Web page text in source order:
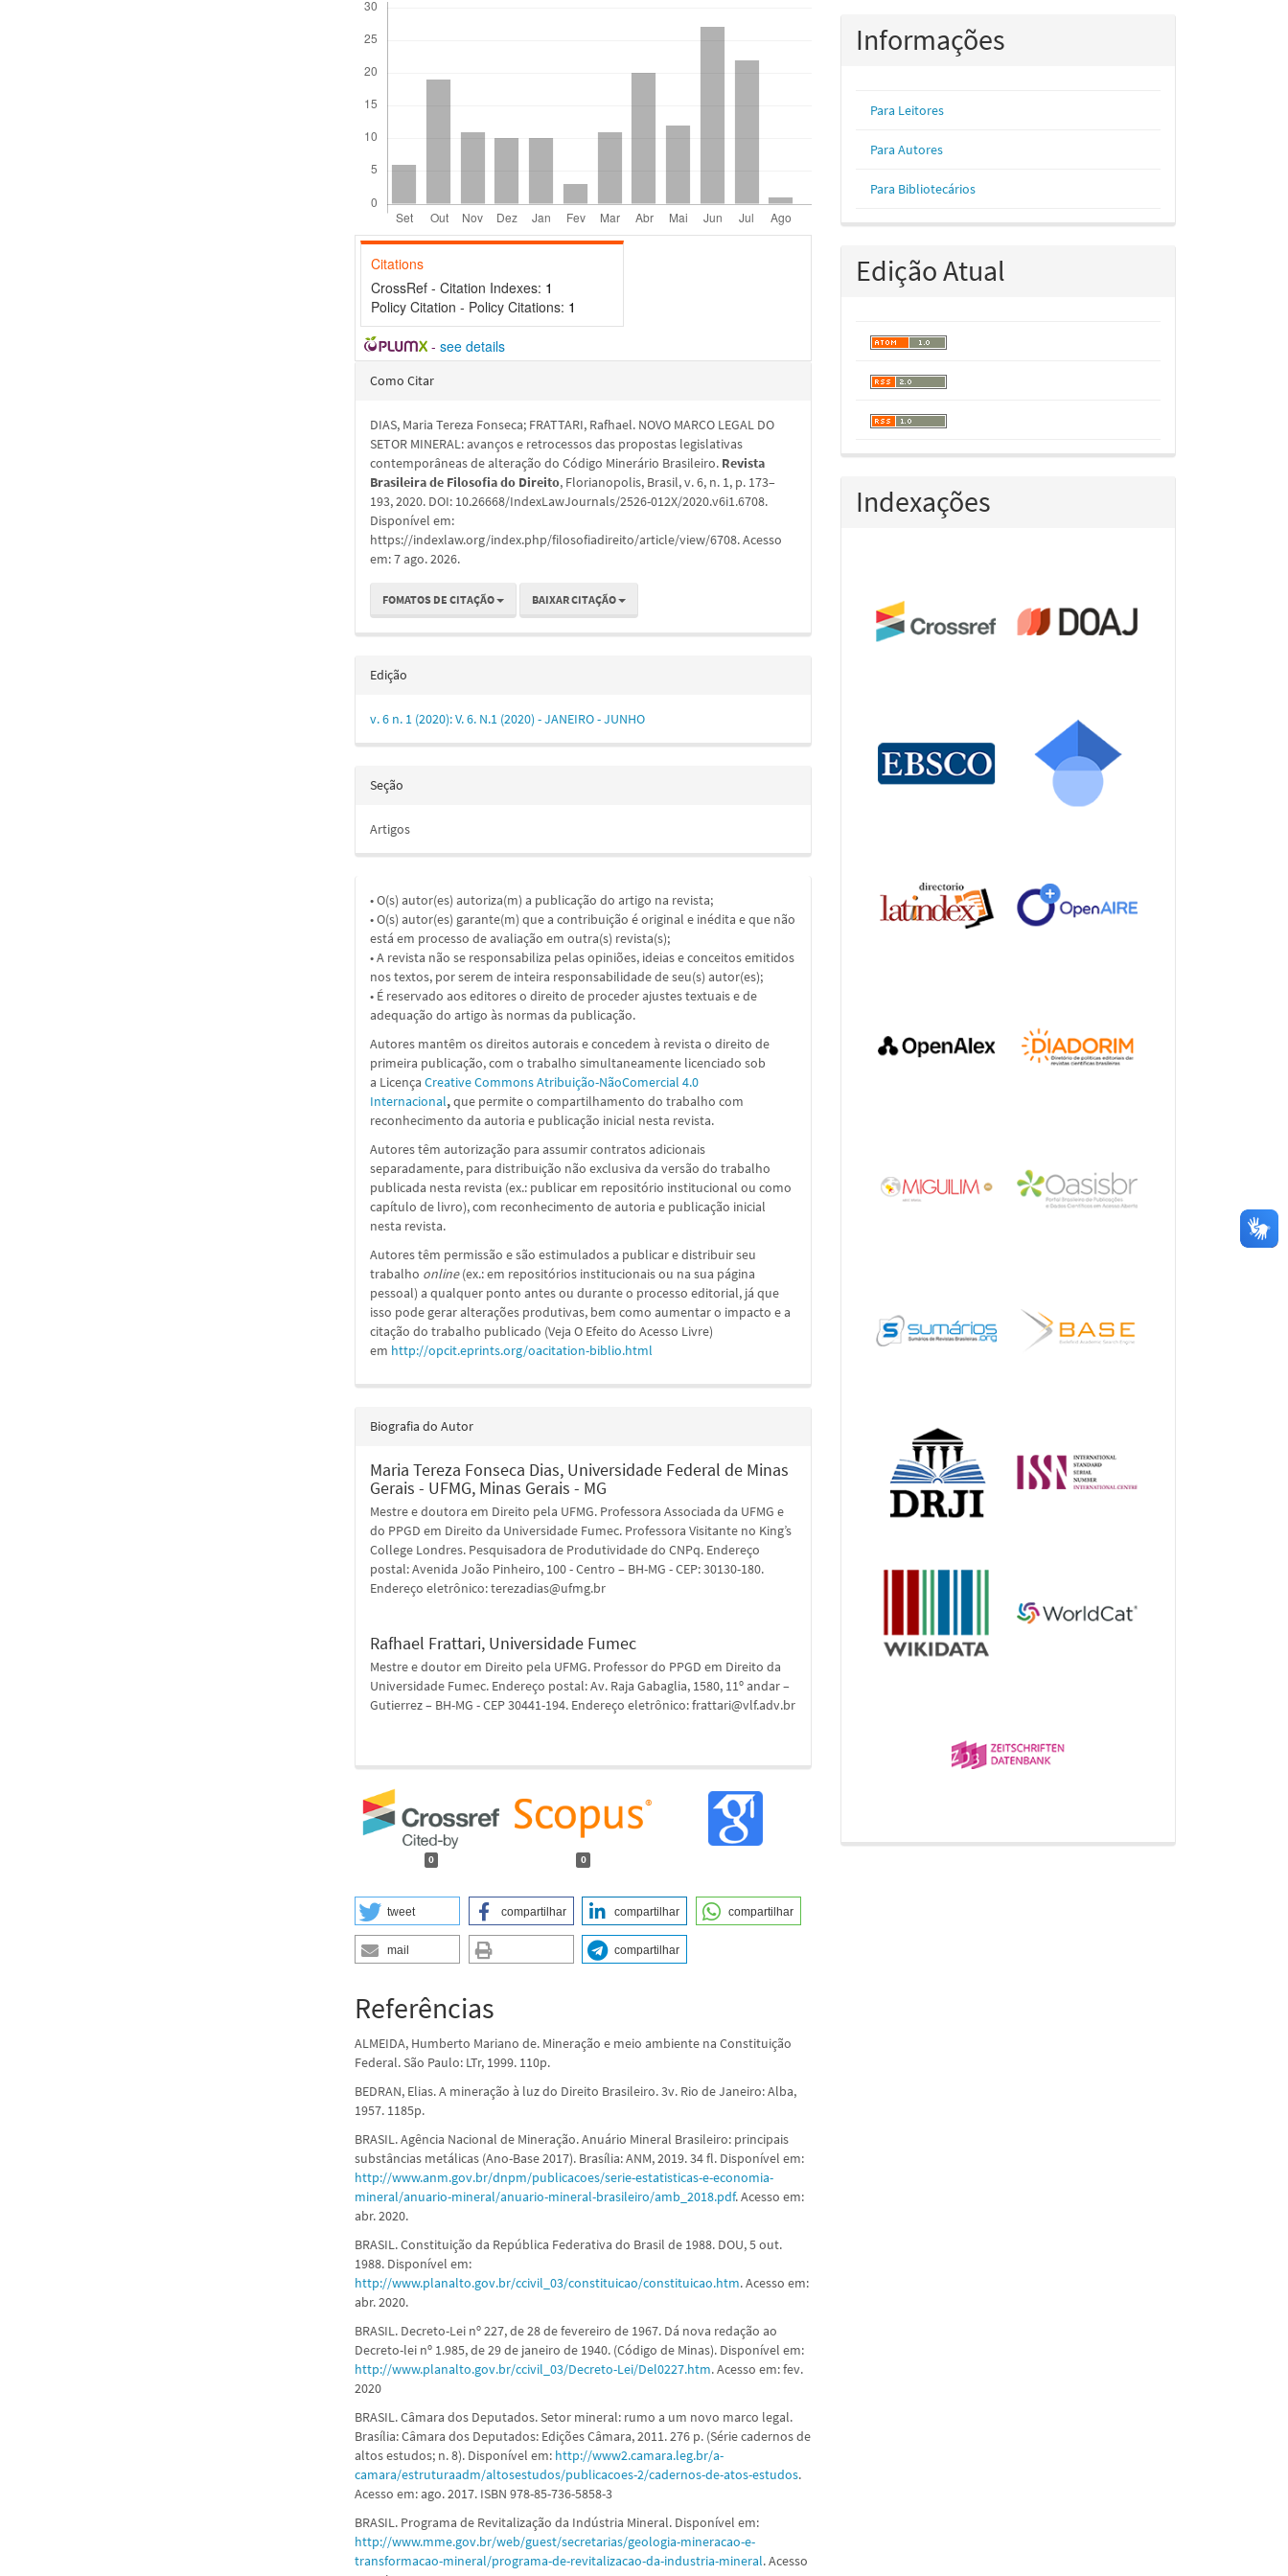
Citations
CrossRef - Citation Indexes: 1
Policy Citation - Policy Citations: 1
- see details
Detalhes
artigo
Como Citar
DIAS, Maria Tereza Fonseca; FRATTARI, Rafhael. NOVO MARCO LEGAL DO
SETOR MINERAL: avanços e retrocessos das propostas legislativas
contemporâneas de alteração do Código Minerário Brasileiro. Revista
Brasileira de Filosofia do Direito, Florianopolis, Brasil, v. 6, n. 1, p. 173–
193, 2020. DOI: 10.26668/IndexLawJournals/2526-012X/2020.v6i1.6708.
Disponível em:
https://indexlaw.org/index.php/filosofiadireito/article/view/6708. Acesso
em: 7 ago. 2026.
FOMATOS DE CITAÇÃO BAIXAR CITAÇÃO
Edição
v. 6 n. 1 (2020): V. 6. N.1 (2020) - JANEIRO - JUNHO
Seção
Artigos
• O(s) autor(es) autoriza(m) a publicação do artigo na revista;
• O(s) autor(es) garante(m) que a contribuição é original e inédita e que não
está em processo de avaliação em outra(s) revista(s);
• A revista não se responsabiliza pelas opiniões, ideias e conceitos emitidos
nos textos, por serem de inteira responsabilidade de seu(s) autor(es);
• É reservado aos editores o direito de proceder ajustes textuais e de
adequação do artigo às normas da publicação.
Autores mantêm os direitos autorais e concedem à revista o direito de
primeira publicação, com o trabalho simultaneamente licenciado sob
a LicençaCreative Commons Atribuição-NãoComercial 4.0
Internacional,que permite o compartilhamento do trabalho com
reconhecimento da autoria e publicação inicial nesta revista.
Autores têm autorização para assumir contratos adicionais
separadamente, para distribuição não exclusiva da versão do trabalho
publicada nesta revista (ex.: publicar em repositório institucional ou como
capítulo de livro), com reconhecimento de autoria e publicação inicial
nesta revista.
Autores têm permissão e são estimulados a publicar e distribuir seu
trabalho online(ex.: em repositórios institucionais ou na sua página
pessoal) a qualquer ponto antes ou durante o processo editorial, já que
isso pode gerar alterações produtivas, bem como aumentar o impacto e a
citação do trabalho publicado (Veja O Efeito do Acesso Livre)
em http://opcit.eprints.org/oacitation-biblio.html
Biografia do Autor
Maria Tereza Fonseca Dias, Universidade Federal de Minas
Gerais - UFMG, Minas Gerais - MG
Mestre e doutora em Direito pela UFMG. Professora Associada da UFMG e
do PPGD em Direito da Universidade Fumec. Professora Visitante no King’s
College Londres. Pesquisadora de Produtividade do CNPq. Endereço
postal: Avenida João Pinheiro, 100 - Centro – BH-MG - CEP: 30130-180.
Endereço eletrônico: terezadias@ufmg.br
Rafhael Frattari, Universidade Fumec
Mestre e doutor em Direito pela UFMG. Professor do PPGD em Direito da
Universidade Fumec. Endereço postal: Av. Raja Gabaglia, 1580, 11º andar –
Gutierrez – BH-MG - CEP 30441-194. Endereço eletrônico: frattari@vlf.adv.br
0 0
tweet compartilhar compartilhar compartilhar
mail compartilhar
Referências
ALMEIDA, Humberto Mariano de. Mineração e meio ambiente na Constituição
Federal. São Paulo: LTr, 1999. 110p.
BEDRAN, Elias. A mineração à luz do Direito Brasileiro. 3v. Rio de Janeiro: Alba,
1957. 1185p.
BRASIL. Agência Nacional de Mineração. Anuário Mineral Brasileiro: principais
substâncias metálicas (Ano-Base 2017). Brasília: ANM, 2019. 34 fl. Disponível em:
http://www.anm.gov.br/dnpm/publicacoes/serie-estatisticas-e-economia-
mineral/anuario-mineral/anuario-mineral-brasileiro/amb_2018.pdf. Acesso em:
abr. 2020.
BRASIL. Constituição da República Federativa do Brasil de 1988. DOU, 5 out.
1988. Disponível em:
http://www.planalto.gov.br/ccivil_03/constituicao/constituicao.htm. Acesso em:
abr. 2020.
BRASIL. Decreto-Lei nº 227, de 28 de fevereiro de 1967. Dá nova redação ao
Decreto-lei nº 1.985, de 29 de janeiro de 1940. (Código de Minas). Disponível em:
http://www.planalto.gov.br/ccivil_03/Decreto-Lei/Del0227.htm. Acesso em: fev.
2020
BRASIL. Câmara dos Deputados. Setor mineral: rumo a um novo marco legal.
Brasília: Câmara dos Deputados: Edições Câmara, 2011. 276 p. (Série cadernos de
altos estudos; n. 8). Disponível em: http://www2.camara.leg.br/a-
camara/estruturaadm/altosestudos/publicacoes-2/cadernos-de-atos-estudos.
Acesso em: ago. 2017. ISBN 978-85-736-5858-3
BRASIL. Programa de Revitalização da Indústria Mineral. Disponível em:
http://www.mme.gov.br/web/guest/secretarias/geologia-mineracao-e-
transformacao-mineral/programa-de-revitalizacao-da-industria-mineral. Acesso
Informações
Para Leitores
Para Autores
Para Bibliotecários
Edição Atual
Indexações